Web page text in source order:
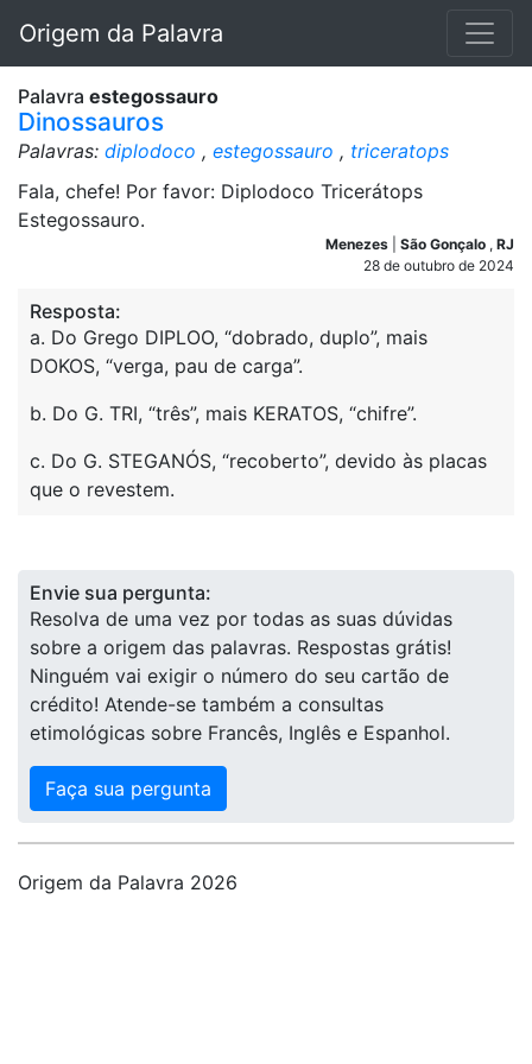
Origem da Palavra
Palavra estegossauro
Dinossauros
Palavras: diplodoco , estegossauro , triceratops
Fala, chefe! Por favor: Diplodoco Tricerátops
Estegossauro.
Menezes São Gonçalo , RJ
28 de outubro de 2024
Resposta:
a. Do Grego DIPLOO, “dobrado, duplo”, mais
DOKOS, “verga, pau de carga”.
b. Do G. TRI, “três”, mais KERATOS, “chifre”.
c. Do G. STEGANÓS, “recoberto”, devido às placas
que o revestem.
Envie sua pergunta:
Resolva de uma vez por todas as suas dúvidas
sobre a origem das palavras. Respostas grátis!
Ninguém vai exigir o número do seu cartão de
crédito! Atende-se também a consultas
etimológicas sobre Francês, Inglês e Espanhol.
Faça sua pergunta
Origem da Palavra 2026